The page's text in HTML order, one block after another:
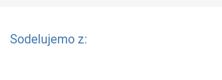
Sodelujemo z: